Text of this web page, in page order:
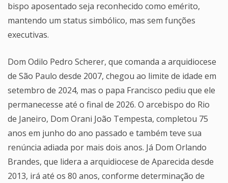
bispo aposentado seja reconhecido como emérito,
mantendo um status simbólico, mas sem funções
executivas.
Dom Odilo Pedro Scherer, que comanda a arquidiocese
de São Paulo desde 2007, chegou ao limite de idade em
setembro de 2024, mas o papa Francisco pediu que ele
permanecesse até o final de 2026. O arcebispo do Rio
de Janeiro, Dom Orani João Tempesta, completou 75
anos em junho do ano passado e também teve sua
renúncia adiada por mais dois anos. Já Dom Orlando
Brandes, que lidera a arquidiocese de Aparecida desde
2013, irá até os 80 anos, conforme determinação de